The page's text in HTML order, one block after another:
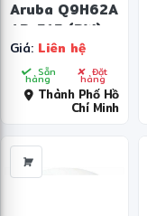
Aruba Q9H62A
AP-515 (RW)
Unified AP
Giá: Liên hệ
Sẵn
hàng Đặt
hàng
Thành Phố Hồ
Chí Minh